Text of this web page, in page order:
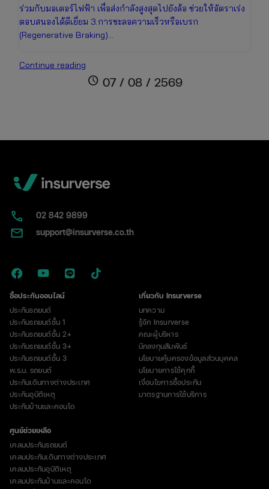
ร่วมกับมอเตอร์ไฟฟ้า เพื่อส่งกำลังสูงสุดไปยังล้อ ช่วยให้อัตราเร่ง
ตอบสนองได้ดีเยี่ยม 3.การชะลอความเร็วหรือเบรก
(Regenerative Braking)…
Continue reading
ไฮ
ลึก
ข้อดี-
เสีย
เรื่อง
schedule 07 / 08 / 2569
02​ 842 9899
support@insurverse.co.th
ซื้อประกันออนไลน์
ประกันรถยนต์
ประกันรถยนต์ชั้น 1
ประกันรถยนต์ชั้น 2+
ประกันรถยนต์ชั้น 3+
ประกันรถยนต์ชั้น 3
พ.ร.บ. รถยนต์
ประกันเดินทางต่างประเทศ
ประกันอุบัติเหตุ
ประกันบ้านและคอนโด
เกี่ยวกับ Insurverse
บทความ
รู้จัก Insurverse
คณะผู้บริหาร
นักลงทุนสัมพันธ์
นโยบายคุ้มครองข้อมูลส่วนบุคคล
นโยบายการใช้คุกกี้
เงื่อนไขการซื้อประกัน
มาตรฐานการใช้บริการ
ศูนย์ช่วยเหลือ
เคลมประกันรถยนต์
เคลมประกันเดินทางต่างประเทศ
เคลมประกันอุบัติเหตุ
เคลมประกันบ้านและคอนโด